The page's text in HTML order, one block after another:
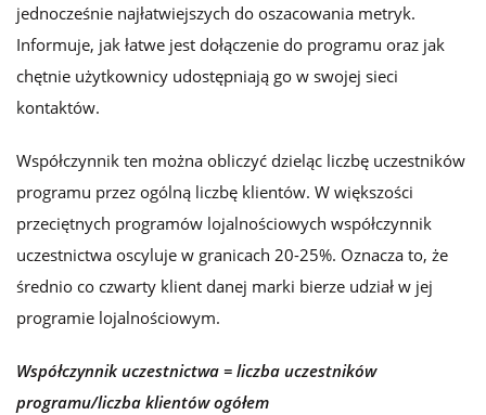
jednocześnie najłatwiejszych do oszacowania metryk.
Informuje, jak łatwe jest dołączenie do programu oraz jak
chętnie użytkownicy udostępniają go w swojej sieci
kontaktów.
Współczynnik ten można obliczyć dzieląc liczbę uczestników
programu przez ogólną liczbę klientów. W większości
przeciętnych programów lojalnościowych współczynnik
uczestnictwa oscyluje w granicach 20-25%. Oznacza to, że
średnio co czwarty klient danej marki bierze udział w jej
programie lojalnościowym.
Współczynnik uczestnictwa = liczba uczestników
programu/liczba klientów ogółem